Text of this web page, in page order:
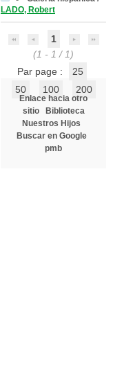
LADO, Robert
1
(1 - 1 / 1)
Par page :
25
50
100 200
Enlace hacia otro
sitio
Biblioteca
Nuestros Hijos
Buscar en Google
pmb